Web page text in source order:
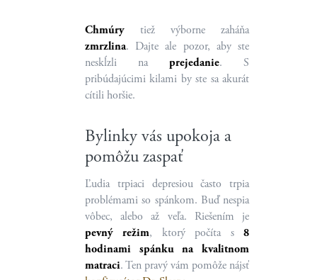
Chmúry tiež výborne zaháňa
zmrzlina. Dajte ale pozor, aby ste
neskĺzli na prejedanie. S
pribúdajúcimi kilami by ste sa akurát
cítili horšie.
Bylinky vás upokoja a
pomôžu zaspať
Ľudia trpiaci depresiou často trpia
problémami so spánkom. Buď nespia
vôbec, alebo až veľa. Riešením je
pevný režim, ktorý počíta s8
hodinami spánku na kvalitnom
matraci. Ten pravý vám pomôže nájsť